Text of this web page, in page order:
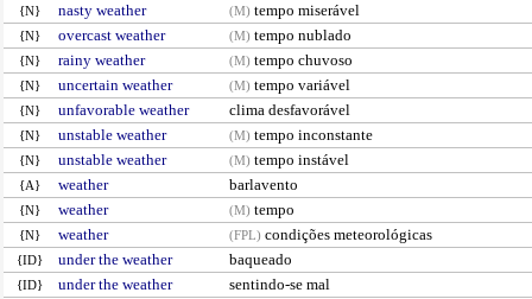
{N} nasty weather (M) tempo miserável
{N} overcast weather (M) tempo nublado
{N} rainy weather (M) tempo chuvoso
{N} uncertain weather (M) tempo variável
{N} unfavorable weather clima desfavorável
{N} unstable weather (M) tempo inconstante
{N} unstable weather (M) tempo instável
{A} weather barlavento
{N} weather (M) tempo
{N} weather (FPL) condições meteorológicas
{ID} under the weather baqueado
{ID} under the weather sentindo-se mal